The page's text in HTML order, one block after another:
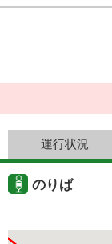
運行状況
のりば